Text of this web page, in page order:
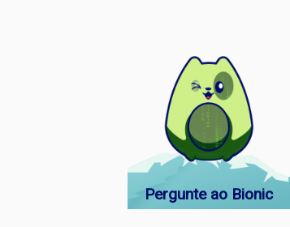
Pergunte ao Bionic